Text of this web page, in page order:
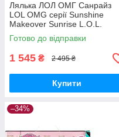
Лялька ЛОЛ ОМГ Санрайз
LOL OMG серії Sunshine
Makeover Sunrise L.O.L.
Surprise! O.M.G. 589433 MGA
Оригінал MyDoll.com.ua
Готово до відправки
1 545 ₴ 2 495 ₴
Купити
–34%